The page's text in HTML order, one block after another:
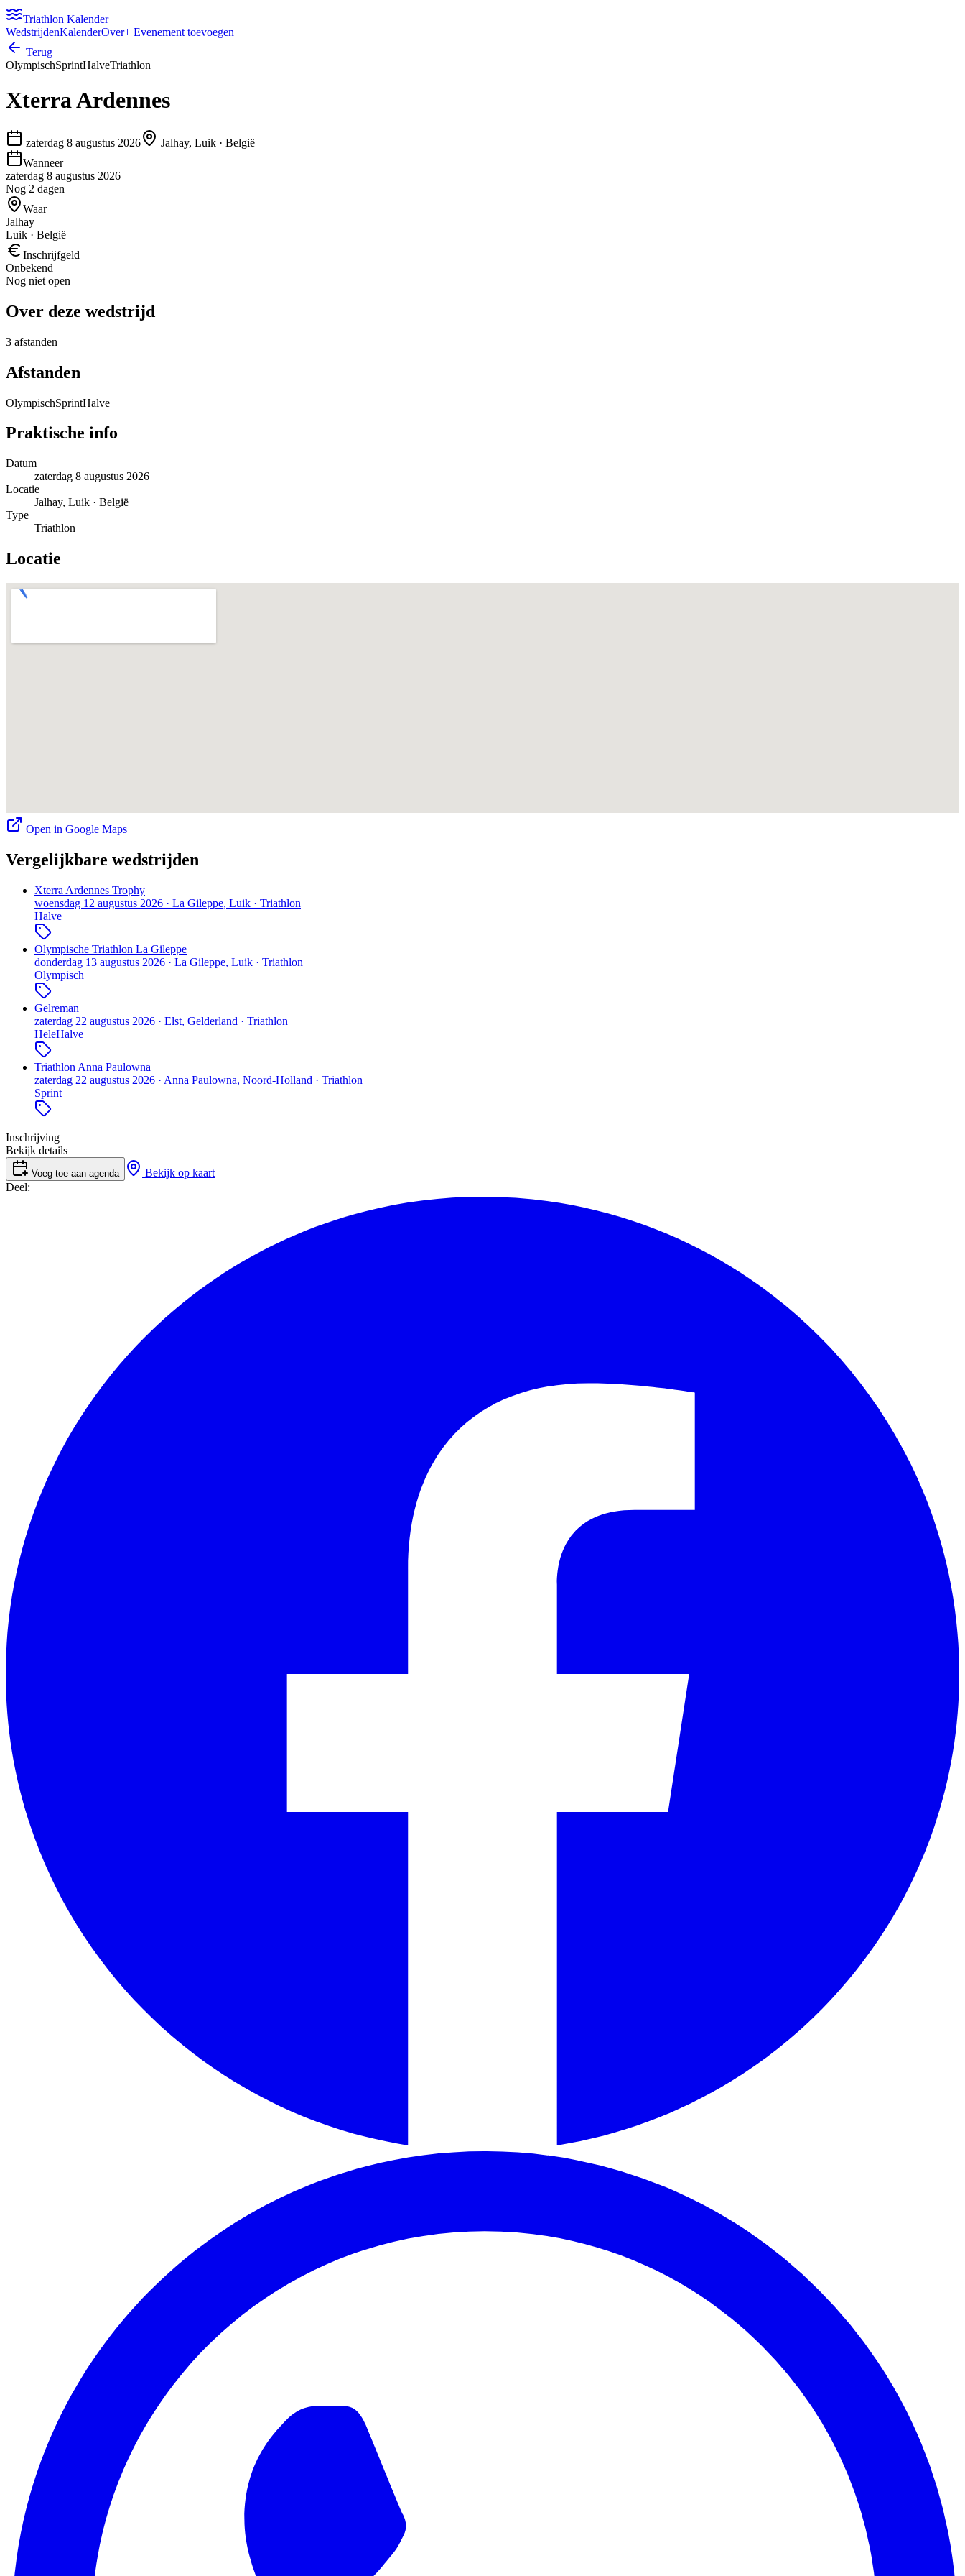
Triathlon Kalender
WedstrijdenKalenderOver+ Evenement toevoegen
Terug
OlympischSprintHalveTriathlon
Xterra Ardennes
zaterdag 8 augustus 2026 Jalhay, Luik · België
Wanneer
zaterdag 8 augustus 2026
Nog 2 dagen
Waar
Jalhay
Luik · België
Inschrijfgeld
Onbekend
Nog niet open
Over deze wedstrijd
3 afstanden
Afstanden
OlympischSprintHalve
Praktische info
Datum
zaterdag 8 augustus 2026
Locatie
Jalhay, Luik · België
Type
Triathlon
Locatie
Open in Google Maps
Vergelijkbare wedstrijden
Xterra Ardennes Trophy
woensdag 12 augustus 2026 · La Gileppe, Luik · Triathlon
Halve
Olympische Triathlon La Gileppe
donderdag 13 augustus 2026 · La Gileppe, Luik · Triathlon
Olympisch
Gelreman
zaterdag 22 augustus 2026 · Elst, Gelderland · Triathlon
HeleHalve
Triathlon Anna Paulowna
zaterdag 22 augustus 2026 · Anna Paulowna, Noord-Holland · Triathlon
Sprint
Inschrijving
Bekijk details
Voeg toe aan agenda
Bekijk op kaart
Deel: